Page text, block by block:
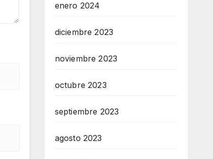
enero 2024
diciembre 2023
noviembre 2023
octubre 2023
septiembre 2023
agosto 2023